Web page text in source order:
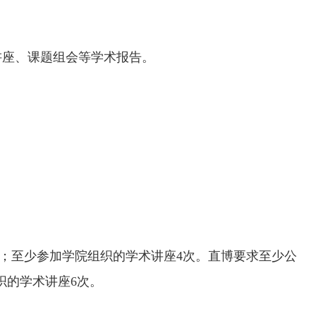
、课题组会等学术报告。
至少参加学院组织的学术讲座4次。直博要求至少公
的学术讲座6次。